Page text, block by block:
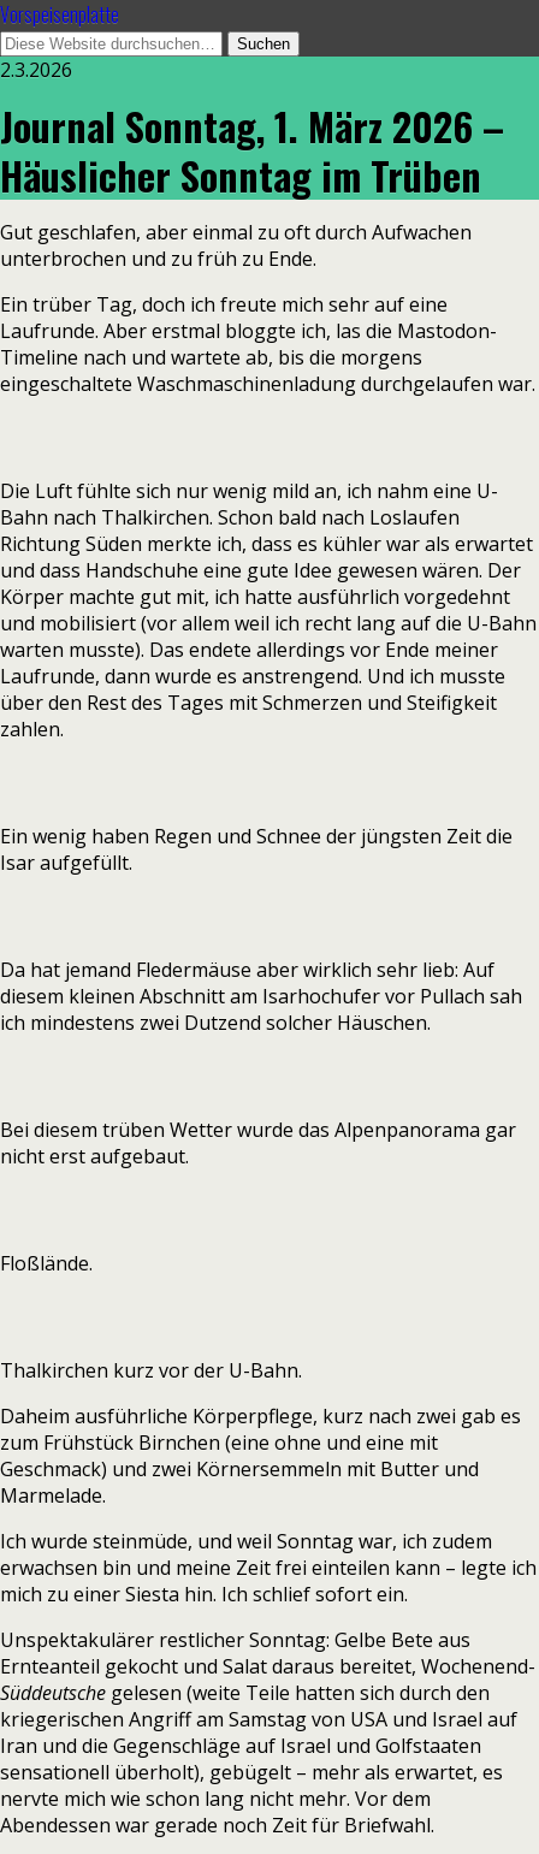
Vorspeisenplatte
2.3.2026
Journal Sonntag, 1. März 2026 –
Häuslicher Sonntag im Trüben
Gut geschlafen, aber einmal zu oft durch Aufwachen
unterbrochen und zu früh zu Ende.
Ein trüber Tag, doch ich freute mich sehr auf eine
Laufrunde. Aber erstmal bloggte ich, las die Mastodon-
Timeline nach und wartete ab, bis die morgens
eingeschaltete Waschmaschinenladung durchgelaufen war.
Die Luft fühlte sich nur wenig mild an, ich nahm eine U-
Bahn nach Thalkirchen. Schon bald nach Loslaufen
Richtung Süden merkte ich, dass es kühler war als erwartet
und dass Handschuhe eine gute Idee gewesen wären. Der
Körper machte gut mit, ich hatte ausführlich vorgedehnt
und mobilisiert (vor allem weil ich recht lang auf die U-Bahn
warten musste). Das endete allerdings vor Ende meiner
Laufrunde, dann wurde es anstrengend. Und ich musste
über den Rest des Tages mit Schmerzen und Steifigkeit
zahlen.
Ein wenig haben Regen und Schnee der jüngsten Zeit die
Isar aufgefüllt.
Da hat jemand Fledermäuse aber wirklich sehr lieb: Auf
diesem kleinen Abschnitt am Isarhochufer vor Pullach sah
ich mindestens zwei Dutzend solcher Häuschen.
Bei diesem trüben Wetter wurde das Alpenpanorama gar
nicht erst aufgebaut.
Floßlände.
Thalkirchen kurz vor der U-Bahn.
Daheim ausführliche Körperpflege, kurz nach zwei gab es
zum Frühstück Birnchen (eine ohne und eine mit
Geschmack) und zwei Körnersemmeln mit Butter und
Marmelade.
Ich wurde steinmüde, und weil Sonntag war, ich zudem
erwachsen bin und meine Zeit frei einteilen kann – legte ich
mich zu einer Siesta hin. Ich schlief sofort ein.
Unspektakulärer restlicher Sonntag: Gelbe Bete aus
Ernteanteil gekocht und Salat daraus bereitet, Wochenend-
Süddeutsche gelesen (weite Teile hatten sich durch den
kriegerischen Angriff am Samstag von USA und Israel auf
Iran und die Gegenschläge auf Israel und Golfstaaten
sensationell überholt), gebügelt – mehr als erwartet, es
nervte mich wie schon lang nicht mehr. Vor dem
Abendessen war gerade noch Zeit für Briefwahl.